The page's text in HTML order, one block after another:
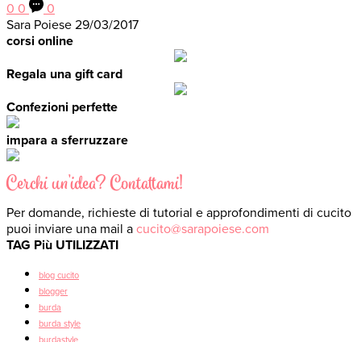
0 0
0
Sara Poiese 29/03/2017
corsi online
Regala una gift card
Confezioni perfette
impara a sferruzzare
Cerchi un'idea? Contattami!
Per domande, richieste di tutorial e approfondimenti di cucito
puoi inviare una mail a cucito@sarapoiese.com
TAG Più UTILIZZATI
blog cucito
blogger
burda
burda style